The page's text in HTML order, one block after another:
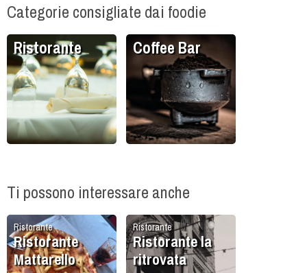
Categorie consigliate dai foodie
Ristorante Coffee Bar
Ti possono interessare anche
Ristorante
Ristorante
Mattarello
Ristorante
Ristorante la
ritrovata